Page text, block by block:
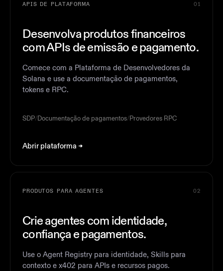
APIS DE PLATAFORMA 01
Desenvolva produtos financeiros
com APIs de emissão e pagamento.
Comece com a Plataforma de Desenvolvedores da
Solana e use a documentação de pagamentos,
tokens e RPC.
SDP/Documentação de pagamentos/Provedores RPC
Abrir plataforma
PRODUTOS PARA AGENTES 02
Crie agentes com identidade,
confiança e pagamentos.
Use o Agent Registry para identidade, Skills para
contexto e x402 para APIs e recursos pagos.